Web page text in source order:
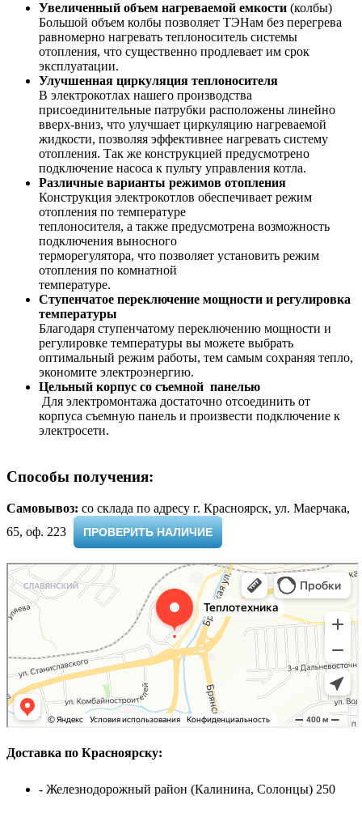
Увеличенный объем нагреваемой емкости (колбы)
Большой объем колбы позволяет ТЭНам без перегрева
равномерно нагревать теплоноситель системы
отопления, что существенно продлевает им срок
эксплуатации.
Улучшенная циркуляция теплоносителя
В электрокотлах нашего производства
присоединительные патрубки расположены линейно
вверх-вниз, что улучшает циркуляцию нагреваемой
жидкости, позволяя эффективнее нагревать систему
отопления. Так же конструкцией предусмотрено
подключение насоса к пульту управления котла.
Различные варианты режимов отопления
Конструкция электрокотлов обеспечивает режим
отопления по температуре
теплоносителя, а также предусмотрена возможность
подключения выносного
терморегулятора, что позволяет установить режим
отопления по комнатной
температуре.
Ступенчатое переключение мощности и регулировка
температуры
Благодаря ступенчатому переключению мощности и
регулировке температуры вы можете выбрать
оптимальный режим работы, тем самым сохраняя тепло,
экономите электроэнергию.
Цельный корпус со съемной панелью
Для электромонтажа достаточно отсоединить от
корпуса съемную панель и произвести подключение к
электросети.
Способы получения:
Самовывоз: cо склада по адресу г. Красноярск, ул. Маерчака,
65, оф. 223 ​
ПРОВЕРИТЬ НАЛИЧИЕ
Доставка по Красноярску:
- Железнодорожный район (Калинина, Солонцы) 250